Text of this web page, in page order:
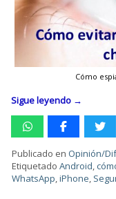
Cómo
Sigue leyendo →
Publicado en Opinión/
Etiquetado Android,
WhatsApp,iPhone,